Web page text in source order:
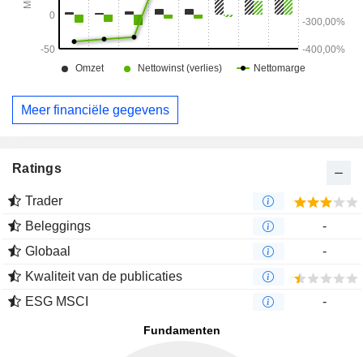
Meer financiële gegevens
Ratings
Trader
Beleggings
-
Globaal
-
Kwaliteit van de publicaties
ESG MSCI
-